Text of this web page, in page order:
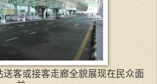
送客或接客走廊全貌展现在民众面